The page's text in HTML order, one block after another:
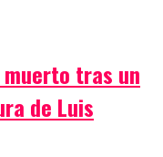
tras un
de Luis